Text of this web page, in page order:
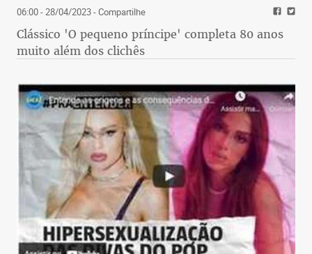
06:00 - 28/04/2023- Compartilhe
Clássico 'O pequeno príncipe' completa 80 anos
muito além dos clichês